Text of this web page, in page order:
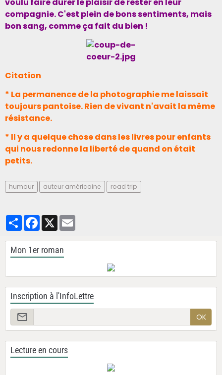
compagnie. C'est plein de bons sentiments, mais
bon sang, comme ça fait du bien !
Citation
* La permanence de la photographie me laissait
toujours pantoise. Rien de vivant n'avait la même
résistance.
* Il y a quelque chose dans les livres pour enfants
qui nous redonne la liberté de quand on était
petits.
humour auteur américaine road trip
PartagerFacebook
X
Mon 1er roman
Inscription à l'InfoLettre
OK
Lecture en cours